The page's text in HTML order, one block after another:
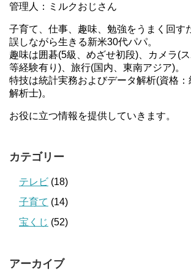
管理人：ミルクおじさん
子育て、仕事、趣味、勉強をうまく回す
誤しながら生きる新米30代パパ。
趣味は囲碁(5級、めざせ初段)、カメラ(
等経験有り)、旅行(国内、東南アジア)。
特技は統計実務およびデータ解析(資格：
解析士)。
お役に立つ情報を提供していきます。
カテゴリー
テレビ (18)
子育て (14)
宝くじ (52)
アーカイブ